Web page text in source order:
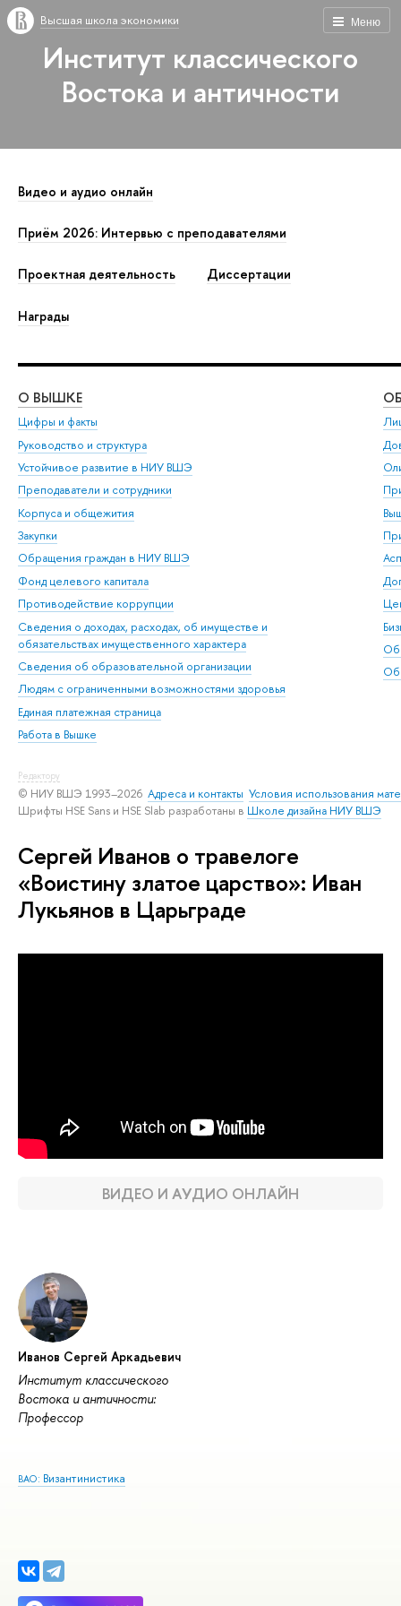
Меню
Высшая школа экономики
Институт классического
Востока и античности
Видео и аудио онлайн
Приём 2026: Интервью с преподавателями
Проектная деятельность Диссертации
Награды
Сергей Иванов о травелоге
«Воистину златое царство»: Иван
Лукьянов в Царьграде
ВИДЕО И АУДИО ОНЛАЙН
Иванов Сергей Аркадьевич
Институт классического
Востока и античности:
Профессор
ВАО: Византинистика
О ВЫШКЕ
Цифры и факты
Руководство и структура
Устойчивое развитие в НИУ ВШЭ
Преподаватели и сотрудники
Корпуса и общежития
Закупки
Обращения граждан в НИУ ВШЭ
Фонд целевого капитала
Противодействие коррупции
Сведения о доходах, расходах, об имуществе и
обязательствах имущественного характера
Сведения об образовательной организации
Людям с ограниченными возможностями здоровья
Единая платежная страница
Работа в Вышке
Редактору
© НИУ ВШЭ 1993–2026 Адреса и контакты Условия использования
Шрифты HSE Sans и HSE Slab разработаны в Школе дизайна НИУ ВШЭ